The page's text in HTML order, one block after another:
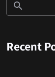
Recent